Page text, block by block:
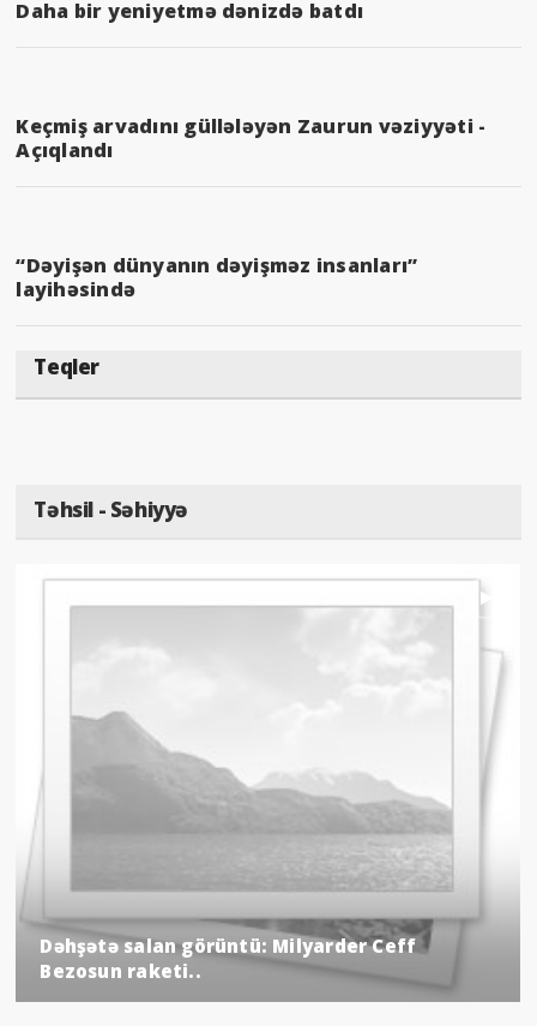
Daha bir yeniyetmə dənizdə batdı
Keçmiş arvadını güllələyən Zaurun vəziyyəti -
Açıqlandı
“Dəyişən dünyanın dəyişməz insanları”
layihəsində
Teqler
Təhsil - Səhiyyə
Dəhşətə salan görüntü: Milyarder Ceff
Bezosun raketi..